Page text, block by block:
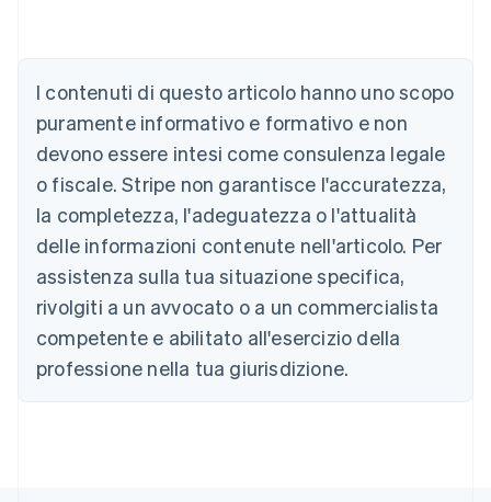
I contenuti di questo articolo hanno uno scopo
puramente informativo e formativo e non
devono essere intesi come consulenza legale
o fiscale. Stripe non garantisce l'accuratezza,
la completezza, l'adeguatezza o l'attualità
delle informazioni contenute nell'articolo. Per
assistenza sulla tua situazione specifica,
rivolgiti a un avvocato o a un commercialista
competente e abilitato all'esercizio della
professione nella tua giurisdizione.
NederlandsFrançaisDeutschEnglish
Brasile
PortuguêsEnglish
Bulgaria
English
English Français
Cina continentale
简体中文 English
Cipro
English
Croazia
Danimarca
English